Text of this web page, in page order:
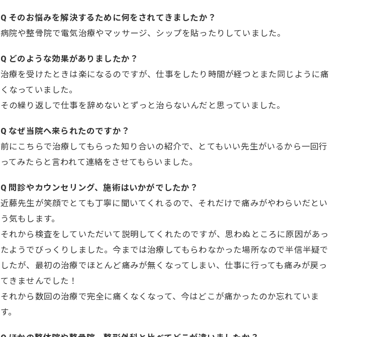
Q そのお悩みを解決するために何をされてきましたか？
病院や整骨院で電気治療やマッサージ、シップを貼ったりしていました。
Q どのような効果がありましたか？
治療を受けたときは楽になるのですが、仕事をしたり時間が経つとまた同じように痛
くなっていました。
その繰り返しで仕事を辞めないとずっと治らないんだと思っていました。
Q なぜ当院へ来られたのですか？
前にこちらで治療してもらった知り合いの紹介で、とてもいい先生がいるから一回行
ってみたらと言われて連絡をさせてもらいました。
Q 問診やカウンセリング、施術はいかがでしたか？
近藤先生が笑顔でとても丁寧に聞いてくれるので、それだけで痛みがやわらいだとい
う気もします。
それから検査をしていただいて説明してくれたのですが、思わぬところに原因があっ
たようでびっくりしました。今までは治療してもらわなかった場所なので半信半疑で
したが、最初の治療でほとんど痛みが無くなってしまい、仕事に行っても痛みが戻っ
てきませんでした！
それから数回の治療で完全に痛くなくなって、今はどこが痛かったのか忘れていま
す。